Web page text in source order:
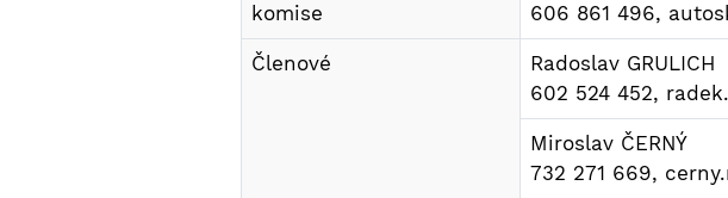
komise
606 861 496,
Členové
Radoslav GRULICH
602 524 452,
Miroslav ČERNÝ
732 271 669,